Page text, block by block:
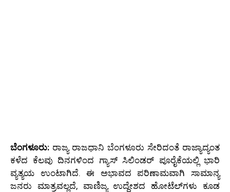
ಬೆಂಗಳೂರು: ರಾಜ್ಯ ರಾಜಧಾನಿ ಬೆಂಗಳೂರು ಸೇರಿದಂತೆ ರಾಜ್ಯಾದ್ಯಂತ
ಕಳೆದ ಕೆಲವು ದಿನಗಳಿಂದ ಗ್ಯಾಸ್ ಸಿಲಿಂಡರ್ ಪೂರೈಕೆಯಲ್ಲಿ ಭಾರಿ
ವ್ಯತ್ಯಯ ಉಂಟಾಗಿದೆ. ಈ ಅಭಾವದ ಪರಿಣಾಮವಾಗಿ ಸಾಮಾನ್ಯ
ಜನರು ಮಾತ್ರವಲ್ಲದೆ, ವಾಣಿಜ್ಯ ಉದ್ದೇಶದ ಹೋಟೆಲ್‌ಗಳು ಕೂಡ